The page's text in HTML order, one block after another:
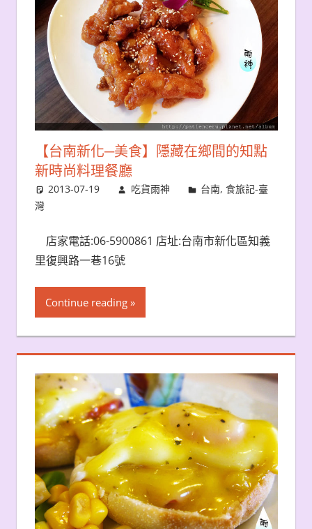
【台南新化─美食】隱藏在鄉間的知點
新時尚料理餐廳
2013-07-19 吃貨雨神 台南,食旅記-臺
灣
店家電話:06-5900861 店址:台南市新化區知義
里復興路一巷16號
Continue reading